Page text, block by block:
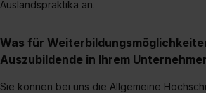
Wirkung für die Zukunft ganz oder
Datenschutzerklärung unter dem
Einstellungen“ widerrufen. Weitere
Auslandspraktika an.
Was für
Auszubildende in Ihrem
Sie können bei uns die Allgemeine